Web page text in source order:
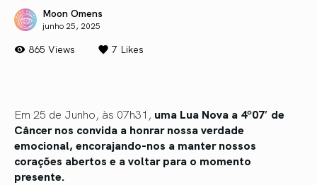
Moon Omens
junho 25, 2025
865 Views 7 Likes
Em 25 de Junho, às 07h31, uma Lua Nova a 4º07′ de
Câncer nos convida a honrar nossa verdade
emocional, encorajando-nos a manter nossos
corações abertos e a voltar para o momento
presente.